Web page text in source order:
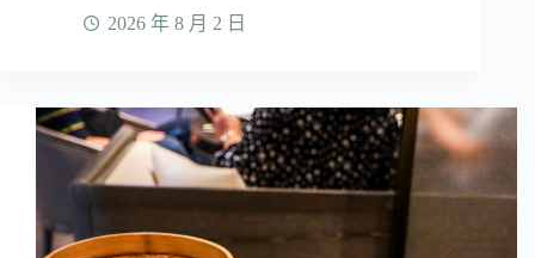
2026 年 8 月 2 日